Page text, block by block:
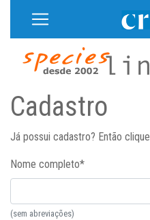
Cadastro
Já possui cadastro? Então clique
Nome completo*
(sem abreviações)